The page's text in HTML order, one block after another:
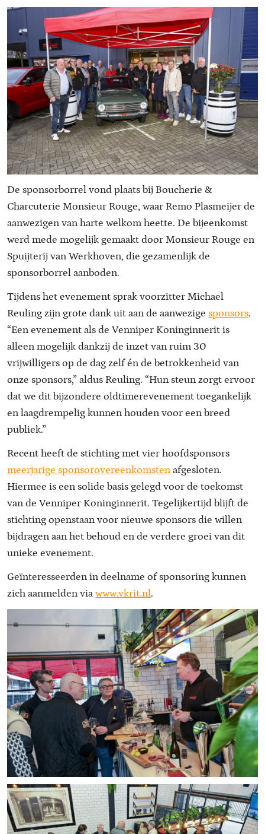
De sponsorborrel vond plaats bij Boucherie &
Charcuterie Monsieur Rouge, waar Remo Plasmeijer de
aanwezigen van harte welkom heette. De bijeenkomst
werd mede mogelijk gemaakt door Monsieur Rouge en
Spuijterij van Werkhoven, die gezamenlijk de
sponsorborrel aanboden.
Tijdens het evenement sprak voorzitter Michael
Reuling zijn grote dank uit aan de aanwezigesponsors.
“Een evenement als de Venniper Koninginnerit is
alleen mogelijk dankzij de inzet van ruim 30
vrijwilligers op de dag zelf én de betrokkenheid van
onze sponsors,” aldus Reuling. “Hun steun zorgt ervoor
dat we dit bijzondere oldtimerevenement toegankelijk
en laagdrempelig kunnen houden voor een breed
publiek.”
Recent heeft de stichting met vier hoofdsponsors
meerjarige sponsorovereenkomsten afgesloten.
Hiermee is een solide basis gelegd voor de toekomst
van de Venniper Koninginnerit. Tegelijkertijd blijft de
stichting openstaan voor nieuwe sponsors die willen
bijdragen aan het behoud en de verdere groei van dit
unieke evenement.
Geïnteresseerden in deelname of sponsoring kunnen
zich aanmelden viawww.vkrit.nl.